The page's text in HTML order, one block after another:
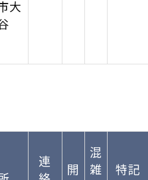
大
連
開
混
雑
特記